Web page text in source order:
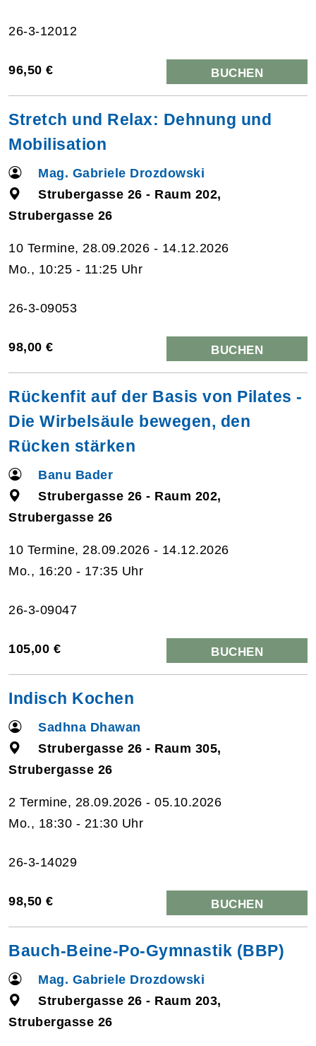
26-3-12012
96,50 € BUCHEN
Stretch und Relax: Dehnung und
Mobilisation
Mag. Gabriele Drozdowski
Strubergasse 26 - Raum 202,
Strubergasse 26
10 Termine, 28.09.2026 - 14.12.2026
Mo., 10:25 - 11:25 Uhr
26-3-09053
98,00 € BUCHEN
Rückenfit auf der Basis von Pilates -
Die Wirbelsäule bewegen, den
Rücken stärken
Banu Bader
Strubergasse 26 - Raum 202,
Strubergasse 26
10 Termine, 28.09.2026 - 14.12.2026
Mo., 16:20 - 17:35 Uhr
26-3-09047
105,00 € BUCHEN
Indisch Kochen
Sadhna Dhawan
Strubergasse 26 - Raum 305,
Strubergasse 26
2 Termine, 28.09.2026 - 05.10.2026
Mo., 18:30 - 21:30 Uhr
26-3-14029
98,50 € BUCHEN
Bauch-Beine-Po-Gymnastik (BBP)
Mag. Gabriele Drozdowski
Strubergasse 26 - Raum 203,
Strubergasse 26